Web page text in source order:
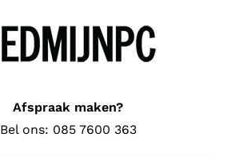
Afspraak maken?
Bel ons: 085 7600 363